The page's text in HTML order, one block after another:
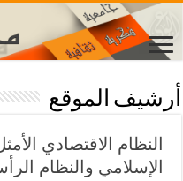
أرشيف الموقع
النظام الاقتصادي
الإسلامي والنظام